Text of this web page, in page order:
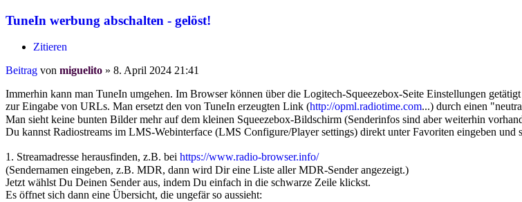
TuneIn werbung abschalten - gelöst!
Zitieren
Beitrag von miguelito » 8. April 2024 21:41
Immerhin kann man TuneIn umgehen. Im Browser können über die Logitech-Squeezebox-Seite Einstellungen
zur Eingabe von URLs. Man ersetzt den von TuneIn erzeugten Link (http://opml.radiotime.com...) durch einen
Man sieht keine bunten Bilder mehr auf dem kleinen Squeezebox-Bildschirm (Senderinfos sind aber weiterhin
Du kannst Radiostreams im LMS-Webinterface (LMS Configure/Player settings) direkt unter Favoriten eingeben und
1. Streamadresse herausfinden, z.B. bei https://www.radio-browser.info/
(Sendernamen eingeben, z.B. MDR, dann wird Dir eine Liste aller MDR-Sender angezeigt.)
Jetzt wählst Du Deinen Sender aus, indem Du einfach in die schwarze Zeile klickst.
Es öffnet sich dann eine Übersicht, die ungefär so aussieht: